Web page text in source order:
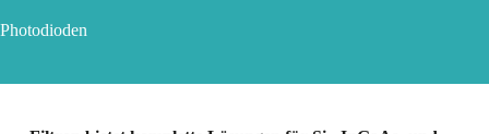
Photodioden